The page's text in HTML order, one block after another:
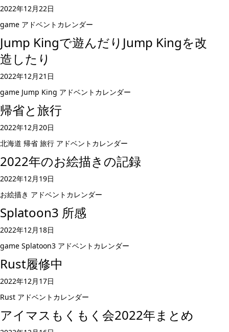
2022年12月22日
game アドベントカレンダー
Jump Kingで遊んだりJump Kingを改
造したり
2022年12月21日
game Jump King アドベントカレンダー
帰省と旅行
2022年12月20日
北海道 帰省 旅行 アドベントカレンダー
2022年のお絵描きの記録
2022年12月19日
お絵描き アドベントカレンダー
Splatoon3 所感
2022年12月18日
game Splatoon3 アドベントカレンダー
Rust履修中
2022年12月17日
Rust アドベントカレンダー
アイマスもくもく会2022年まとめ